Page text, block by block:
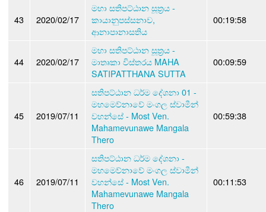
43 2020/02/17
මහා සතිපට්ඨාන සූත්‍රය -
කායානුපස්සනාව,
ආනාපානාසතිය
00:19:58
44 2020/02/17
මහා සතිපට්ඨාන සූත්‍රය -
මාතෘකා විස්තරය MAHA
SATIPATTHANA SUTTA
00:09:59
45 2019/07/11
සතිපට්ඨාන ධර්ම දේශනා 01 -
මහමෙව්නාවේ මංගල ස්වාමීන්
වහන්සේ - Most Ven.
Mahamevunawe Mangala
Thero
00:59:38
46 2019/07/11
සතිපට්ඨාන ධර්ම දේශනා -
මහමෙව්නාවේ මංගල ස්වාමීන්
වහන්සේ - Most Ven.
Mahamevunawe Mangala
Thero
00:11:53